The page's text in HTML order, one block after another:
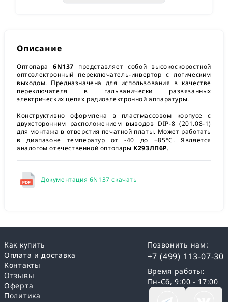
Описание
Оптопара 6N137 представляет собой высокоскоростной
оптоэлектронный переключатель-инвертор с логическим
выходом. Предназначена для использования в качестве
переключателя в гальванически развязанных
электрических цепях радиоэлектронной аппаратуры.
Конструктивно оформлена в пластмассовом корпусе с
двухсторонним расположением выводов DIP-8 (201.08-1)
для монтажа в отверстия печатной платы. Может работать
в диапазоне температур от -40 до +85°С. Является
аналогом отечественной оптопары К293ЛП6Р.
Документация 6N137 скачать
Как купить
Оплата и доставка
Контакты
Отзывы
Оферта
Политика
Позвонить нам:
+7 (499) 113-07-30
Время работы:
Пн-Сб, 9:00 - 17:00